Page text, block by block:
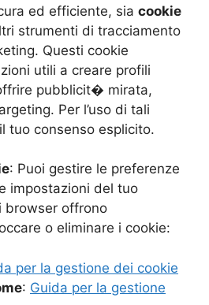
ed efficiente, sia cookie
strumenti di tracciamento
Questi cookie
utili a creare profili
pubblicit� mirata,
Per l’uso di tali
tuo consenso esplicito.
: Puoi gestire le preferenze
impostazioni del tuo
browser offrono
o eliminare i cookie:
per la gestione dei cookie
: Guida per la gestione